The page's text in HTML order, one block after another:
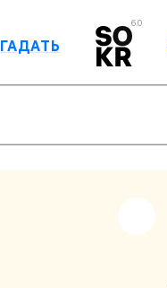
6.0
ГАДАТЬ